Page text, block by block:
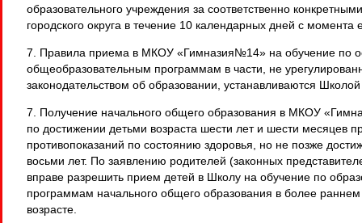
образовательного учреждения за соответственно
городского округа в течение 10 календарных дней с момента
7. Правила приема в МКОУ «Гимназия№14» на обучение по
общеобразовательным программам в части, не
законодательством об образовании, устанавливаются
7. Получение начального общего образования в МКОУ
по достижении детьми возраста шести лет и шести месяцев
противопоказаний по состоянию здоровья, но не позже
восьми лет. По заявлению родителей (законных
вправе разрешить прием детей в Школу на обучение по
программам начального общего образования в более
возрасте.